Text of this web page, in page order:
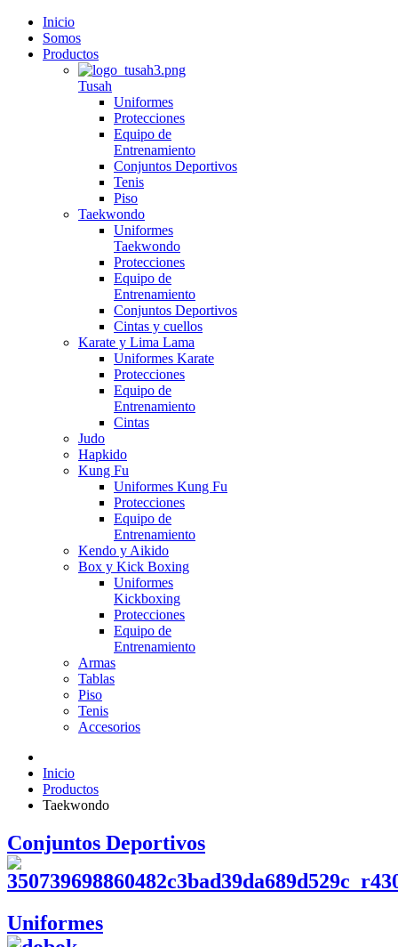
Inicio
Somos
Productos
Tusah
Uniformes
Protecciones
Equipo de
Entrenamiento
Conjuntos Deportivos
Tenis
Piso
Taekwondo
Uniformes
Taekwondo
Protecciones
Equipo de
Entrenamiento
Conjuntos Deportivos
Cintas y cuellos
Karate y Lima Lama
Uniformes Karate
Protecciones
Equipo de
Entrenamiento
Cintas
Judo
Hapkido
Kung Fu
Uniformes Kung Fu
Protecciones
Equipo de
Entrenamiento
Kendo y Aikido
Box y Kick Boxing
Uniformes
Kickboxing
Protecciones
Equipo de
Entrenamiento
Armas
Tablas
Piso
Tenis
Accesorios
Inicio
Productos
Taekwondo
Conjuntos Deportivos
Uniformes